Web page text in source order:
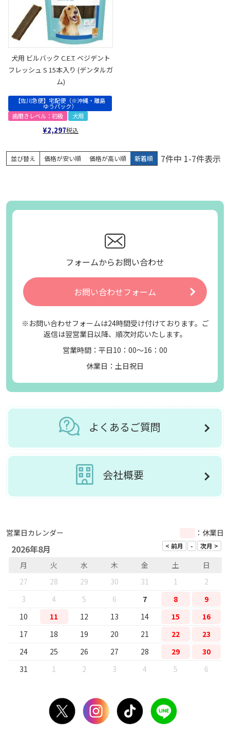
犬用 ビルバック C.E.T. ベジデント
フレッシュ S 15本入り (デンタルガ
ム)
【佐川急便】宅配便（※沖縄・離島
ゆうパック）
歯磨きレベル：初級
犬用
¥2,297税込
並び替え 価格が安い順 価格が高い順 新着順 7件中 1-7件表示
フォームからお問い合わせ
お問い合わせフォーム
※お問い合わせフォームは24時間受け付けております。ご
返信は翌営業日以降、順次対応いたします。
営業時間：平日10：00～16：00
休業日：土日祝日
よくあるご質問
会社概要
営業日カレンダー ：休業日
2026年8月
月 火 水 木 金 土
日
27
28 29 30 31 1
2
3
4 5 6 7 8
9
10
11 12 13 14 15
16
17
18 19 20 21 22
23
24
25 26 27 28 29
30
31
1 2 3 4 5 6